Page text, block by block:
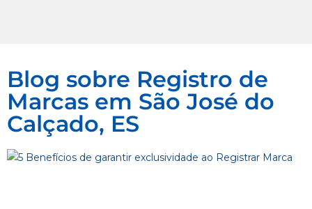
Blog sobre Registro de
Marcas em São José do
Calçado, ES